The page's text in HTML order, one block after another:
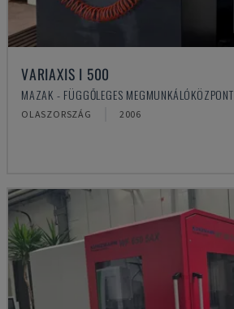
VARIAXIS I 500
MAZAK - FÜGGŐLEGES MEGMUNKÁLÓKÖZPONT
OLASZORSZÁG 2006